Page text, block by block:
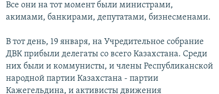
Все они на тот момент были министрами,
акимами, банкирами, депутатами, бизнесменами.
В тот день, 19 января, на Учредительное собрание
ДВК прибыли делегаты со всего Казахстана. Среди
них были и коммунисты, и члены Республиканской
народной партии Казахстана - партии
Кажегельдина, и активисты движения